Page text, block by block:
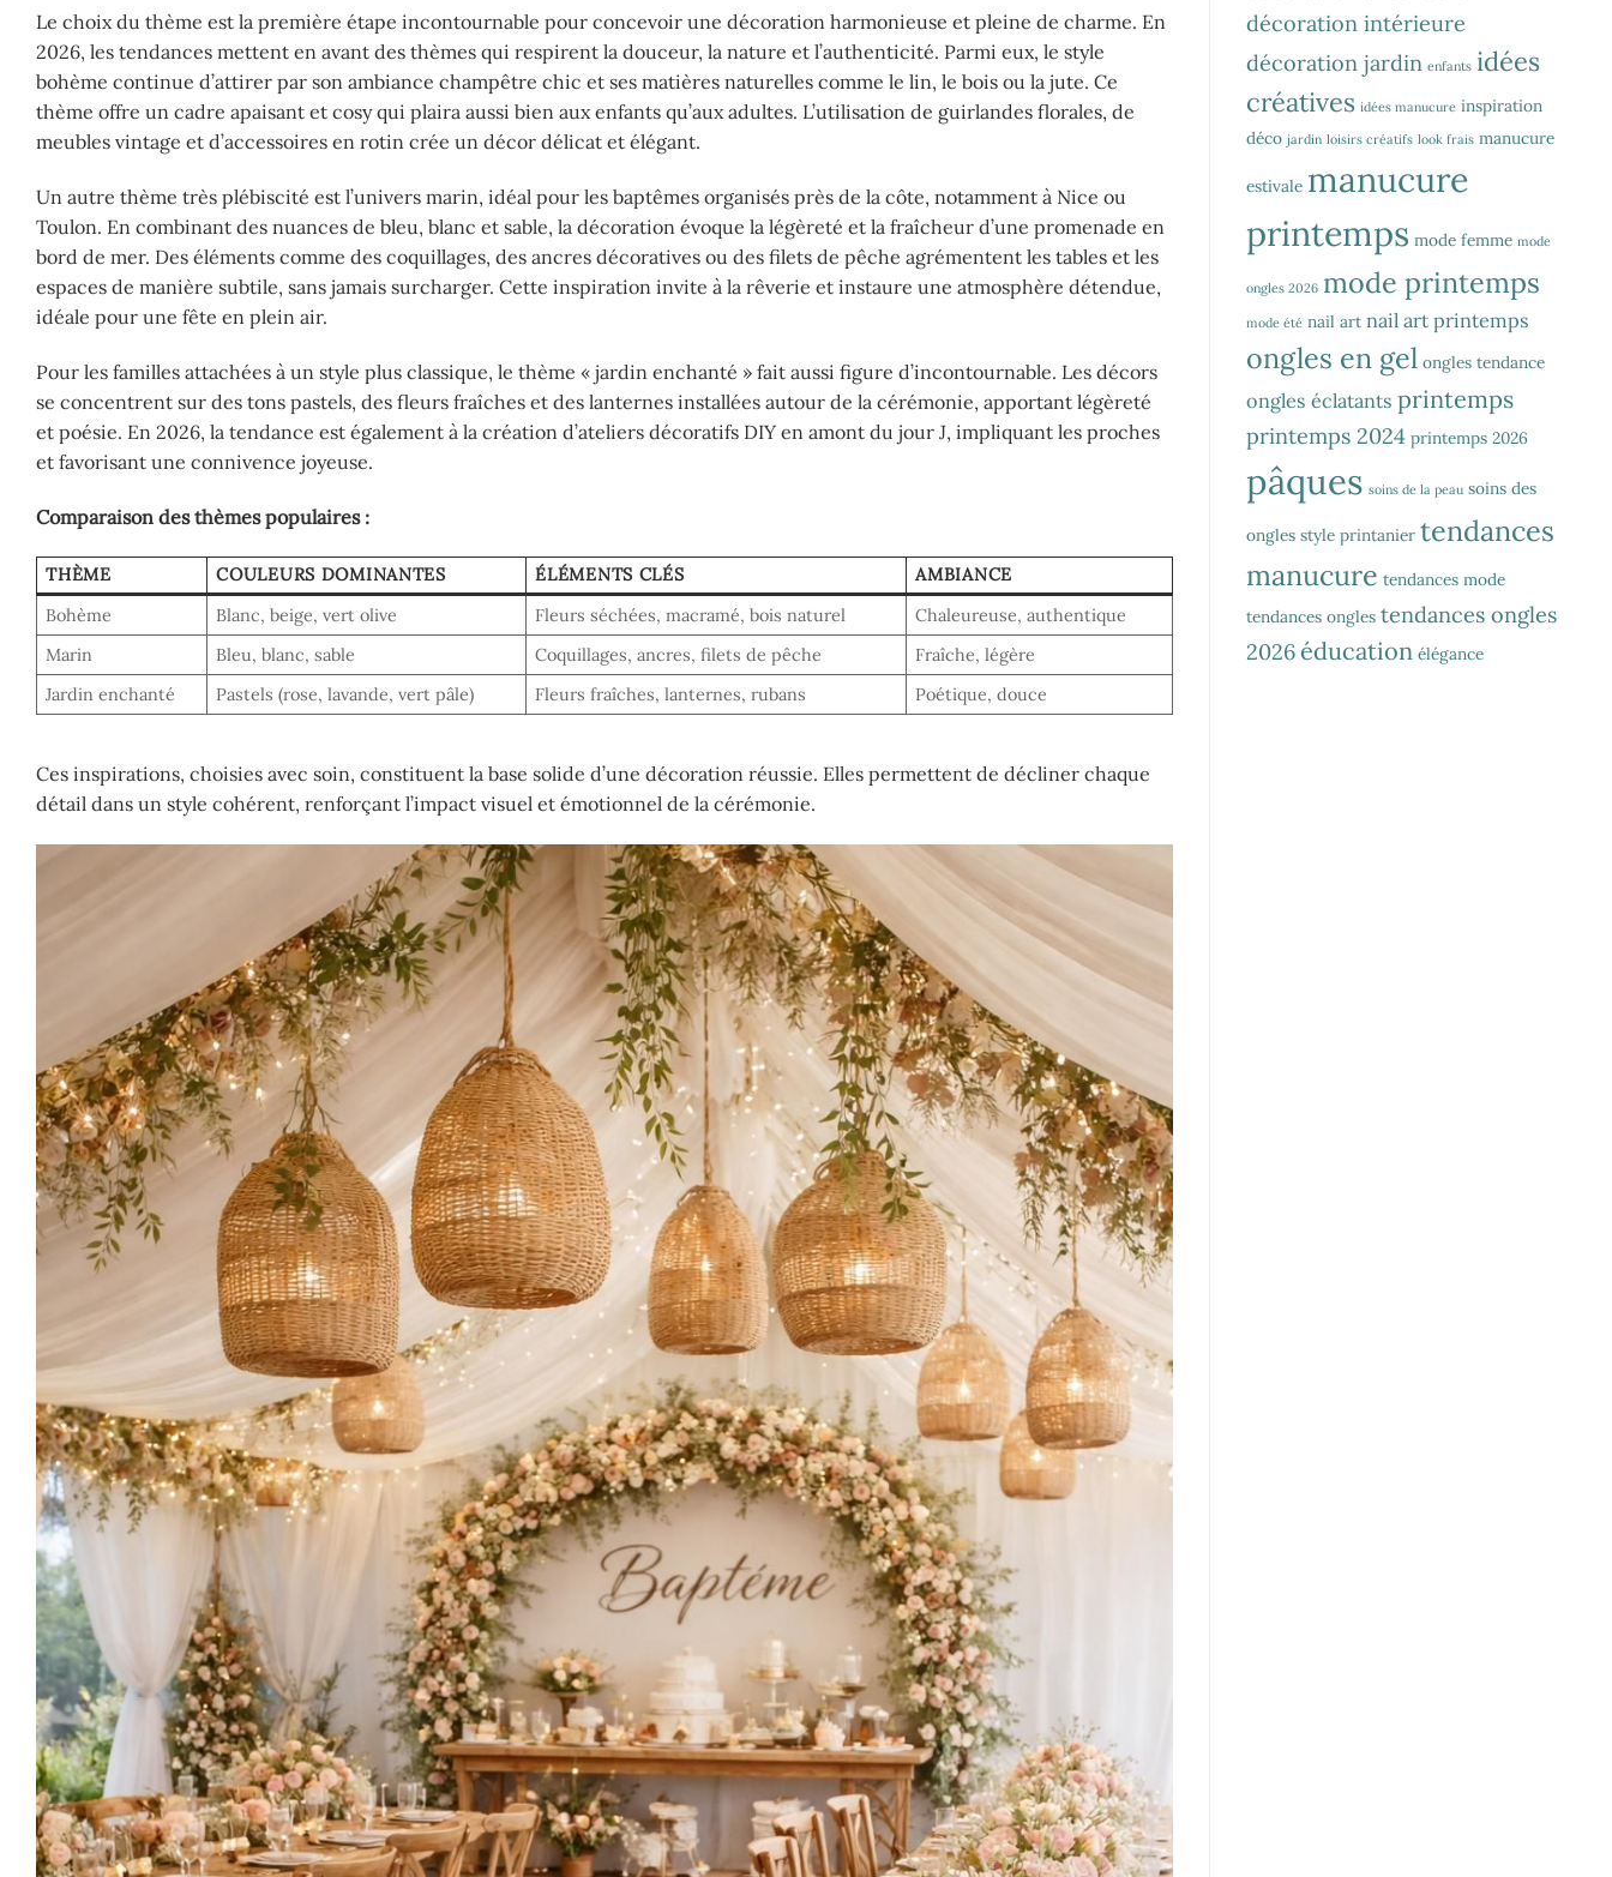
Le choix du thème est la première étape incontournable pour concevoir une décoration harmonieuse et pleine de charme. En
2026, les tendances mettent en avant des thèmes qui respirent la douceur, la nature et l’authenticité. Parmi eux, le style
bohème continue d’attirer par son ambiance champêtre chic et ses matières naturelles comme le lin, le bois ou la jute. Ce
thème offre un cadre apaisant et cosy qui plaira aussi bien aux enfants qu’aux adultes. L’utilisation de guirlandes florales, de
meubles vintage et d’accessoires en rotin crée un décor délicat et élégant.
Un autre thème très plébiscité est l’univers marin, idéal pour les baptêmes organisés près de la côte, notamment à Nice ou
Toulon. En combinant des nuances de bleu, blanc et sable, la décoration évoque la légèreté et la fraîcheur d’une promenade en
bord de mer. Des éléments comme des coquillages, des ancres décoratives ou des filets de pêche agrémentent les tables et les
espaces de manière subtile, sans jamais surcharger. Cette inspiration invite à la rêverie et instaure une atmosphère détendue,
idéale pour une fête en plein air.
Pour les familles attachées à un style plus classique, le thème « jardin enchanté » fait aussi figure d’incontournable. Les décors
se concentrent sur des tons pastels, des fleurs fraîches et des lanternes installées autour de la cérémonie, apportant légèreté
et poésie. En 2026, la tendance est également à la création d’ateliers décoratifs DIY en amont du jour J, impliquant les proches
et favorisant une connivence joyeuse.
Comparaison des thèmes populaires :
THÈME COULEURS DOMINANTES ÉLÉMENTS CLÉS
AMBIANCE
Bohème
Blanc, beige, vert olive Fleurs séchées, macramé, bois naturel
Chaleureuse, authentique
Marin
Bleu, blanc, sable Coquillages, ancres, filets de pêche
Fraîche, légère
Jardin enchanté
Pastels (rose, lavande, vert pâle) Fleurs fraîches, lanternes, rubans Poétique, douce
Ces inspirations, choisies avec soin, constituent la base solide d’une décoration réussie. Elles permettent de décliner chaque
détail dans un style cohérent, renforçant l’impact visuel et émotionnel de la cérémonie.
décoration intérieure
décoration jardin enfants idées
créatives idées manucure inspiration
déco jardin loisirs créatifs look frais manucure
estivale manucure
printemps mode femme mode
ongles 2026 mode printemps
mode été nail art nail art printemps
ongles en gel ongles tendance
ongles éclatants printemps
printemps 2024 printemps 2026
pâques soins de la peau soins des
ongles style printanier tendances
manucure tendances mode
tendances ongles tendances ongles
2026 éducation élégance